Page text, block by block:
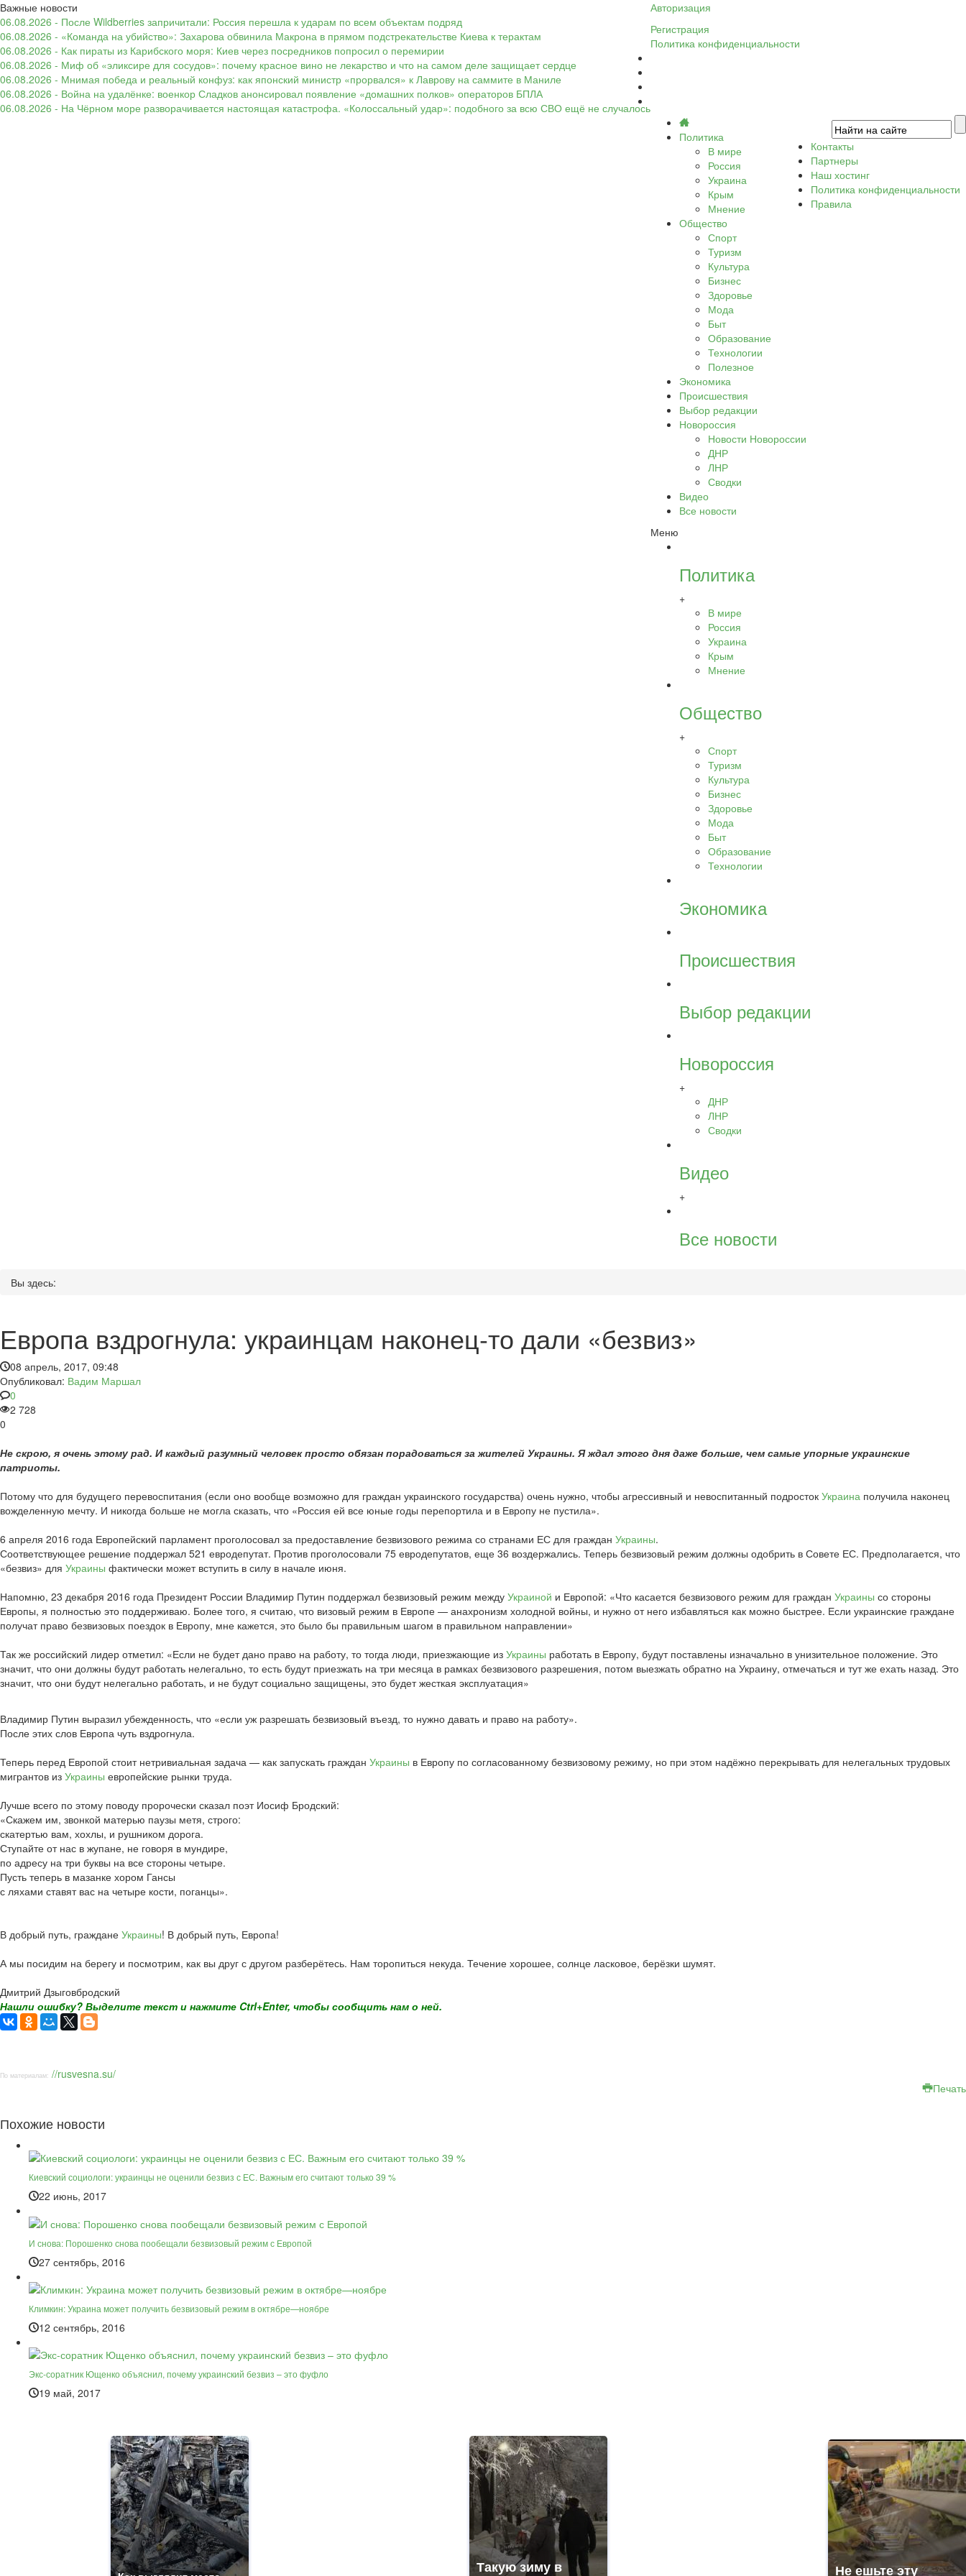
Важные новости
06.08.2026 - После Wildberries запричитали: Россия перешла к ударам по всем объектам подряд
06.08.2026 - «Команда на убийство»: Захарова обвинила Макрона в прямом подстрекательстве Киева к терактам
06.08.2026 - Как пираты из Карибского моря: Киев через посредников попросил о перемирии
06.08.2026 - Миф об «эликсире для сосудов»: почему красное вино не лекарство и что на самом деле защищает сердце
06.08.2026 - Мнимая победа и реальный конфуз: как японский министр «прорвался» к Лаврову на саммите в Маниле
06.08.2026 - Война на удалёнке: военкор Сладков анонсировал появление «домашних полков» операторов БПЛА
06.08.2026 - На Чёрном море разворачивается настоящая катастрофа. «Колоссальный удар»: подобного за всю СВО ещё не случалось
Авторизация
Регистрация
Политика конфиденциальности
Политика
В мире
Россия
Украина
Крым
Мнение
Общество
Спорт
Туризм
Культура
Бизнес
Здоровье
Мода
Быт
Образование
Технологии
Полезное
Экономика
Происшествия
Выбор редакции
Новороссия
Новости Новороссии
ДНР
ЛНР
Сводки
Видео
Все новости
Меню
Политика
+
В мире
Россия
Украина
Крым
Мнение
Общество
+
Спорт
Туризм
Культура
Бизнес
Здоровье
Мода
Быт
Образование
Технологии
Экономика
Происшествия
Выбор редакции
Новороссия
+
ДНР
ЛНР
Сводки
Видео
+
Все новости
Контакты
Партнеры
Наш хостинг
Политика конфиденциальности
Правила
Вы здесь:
Европа вздрогнула: украинцам наконец-то дали «безвиз»
08 апрель, 2017, 09:48
Опубликовал: Вадим Маршал
0
2 728
0
Не скрою, я очень этому рад. И каждый разумный человек просто обязан порадоваться за жителей Украины. Я ждал этого дня даже больше, чем самые упорные украинские
патриоты.
Потому что для будущего перевоспитания (если оно вообще возможно для граждан украинского государства) очень нужно, чтобы агрессивный и невоспитанный подросток Украина получила наконец
вожделенную мечту. И никогда больше не могла сказать, что «Россия ей все юные годы перепортила и в Европу не пустила».
6 апреля 2016 года Европейский парламент проголосовал за предоставление безвизового режима со странами ЕС для граждан Украины.
Соответствующее решение поддержал 521 евродепутат. Против проголосовали 75 евродепутатов, еще 36 воздержались. Теперь безвизовый режим должны одобрить в Совете ЕС. Предполагается, что
«безвиз» для Украины фактически может вступить в силу в начале июня.
Напомню, 23 декабря 2016 года Президент России Владимир Путин поддержал безвизовый режим между Украиной и Европой: «Что касается безвизового режим для граждан Украины со стороны
Европы, я полностью это поддерживаю. Более того, я считаю, что визовый режим в Европе — анахронизм холодной войны, и нужно от него избавляться как можно быстрее. Если украинские граждане
получат право безвизовых поездок в Европу, мне кажется, это было бы правильным шагом в правильном направлении»
Так же российский лидер отметил: «Если не будет дано право на работу, то тогда люди, приезжающие из Украины работать в Европу, будут поставлены изначально в унизительное положение. Это
значит, что они должны будут работать нелегально, то есть будут приезжать на три месяца в рамках безвизового разрешения, потом выезжать обратно на Украину, отмечаться и тут же ехать назад. Это
значит, что они будут нелегально работать, и не будут социально защищены, это будет жесткая эксплуатация»
Владимир Путин выразил убежденность, что «если уж разрешать безвизовый въезд, то нужно давать и право на работу».
После этих слов Европа чуть вздрогнула.
Теперь перед Европой стоит нетривиальная задача — как запускать граждан Украины в Европу по согласованному безвизовому режиму, но при этом надёжно перекрывать для нелегальных трудовых
мигрантов из Украины европейские рынки труда.
Лучше всего по этому поводу пророчески сказал поэт Иосиф Бродский:
«Скажем им, звонкой матерью паузы метя, строго:
скатертью вам, хохлы, и рушником дорога.
Ступайте от нас в жупане, не говоря в мундире,
по адресу на три буквы на все стороны четыре.
Пусть теперь в мазанке хором Гансы
с ляхами ставят вас на четыре кости, поганцы».
В добрый путь, граждане Украины! В добрый путь, Европа!
А мы посидим на берегу и посмотрим, как вы друг с другом разберётесь. Нам торопиться некуда. Течение хорошее, солнце ласковое, берёзки шумят.
Дмитрий Дзыговбродский
Нашли ошибку? Выделите текст и нажмите Ctrl+Enter, чтобы сообщить нам о ней.
По материалам: //rusvesna.su/
Печать
Похожие новости
Киевский социологи: украинцы не оценили безвиз с ЕС. Важным его считают только 39 %
22 июнь, 2017
И снова: Порошенко снова пообещали безвизовый режим с Европой
27 сентябрь, 2016
Климкин: Украина может получить безвизовый режим в октябре—ноябре
12 сентябрь, 2016
Экс-соратник Ющенко объяснил, почему украинский безвиз – это фуфло
19 май, 2017
Такую зиму в Не ешьте эту